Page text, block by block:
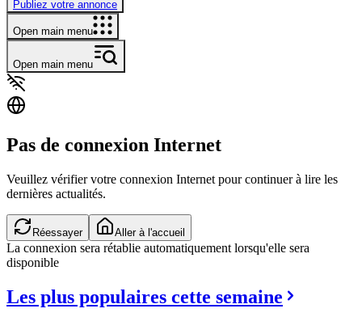
Publiez votre annonce
Open main menu
Open main menu
Pas de connexion Internet
Veuillez vérifier votre connexion Internet pour continuer à lire les
dernières actualités.
Réessayer Aller à l'accueil
La connexion sera rétablie automatiquement lorsqu'elle sera
disponible
Les plus populaires cette semaine